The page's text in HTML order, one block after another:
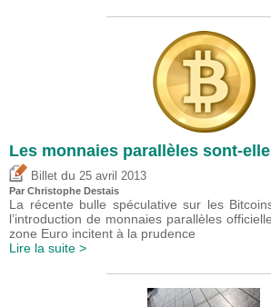
Les monnaies parallèles sont-
Billet du 25 avril 2013
Par Christophe Destais
La récente bulle spéculative sur les
l’introduction de monnaies parallèles
zone Euro incitent à la prudence
Lire la suite >